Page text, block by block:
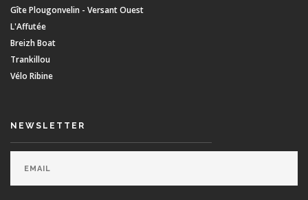
Gîte Plougonvelin - Versant Ouest
L'Affutée
Breizh Boat
Trankillou
Vélo Ribine
NEWSLETTER